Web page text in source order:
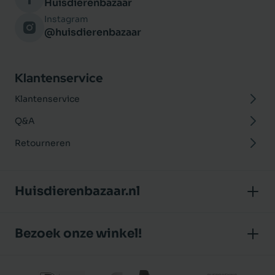
Huisdierenbazaar
Instagram
@huisdierenbazaar
Klantenservice
Klantenservice
Q&A
Retourneren
Huisdierenbazaar.nl
Bezoek onze winkel!